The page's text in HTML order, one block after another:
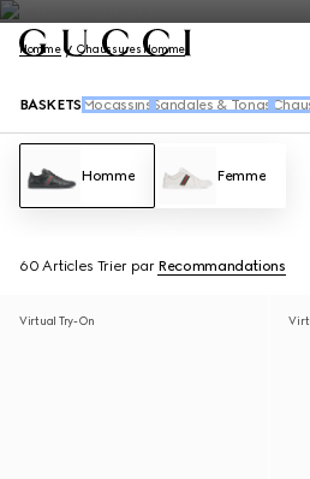
Homme Chaussures Homme
BASKETS Mocassins Sandales & Tongs
Homme Femme
60 Articles Trier par Recommandations
Virtual Try-On